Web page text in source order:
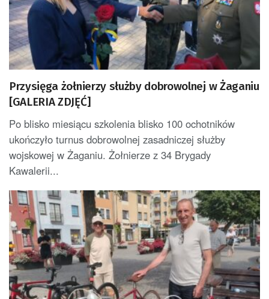
Przysięga żołnierzy służby dobrowolnej w Żaganiu
[GALERIA ZDJĘĆ]
Po blisko miesiącu szkolenia blisko 100 ochotników
ukończyło turnus dobrowolnej zasadniczej służby
wojskowej w Żaganiu. Żołnierze z 34 Brygady
Kawalerii...